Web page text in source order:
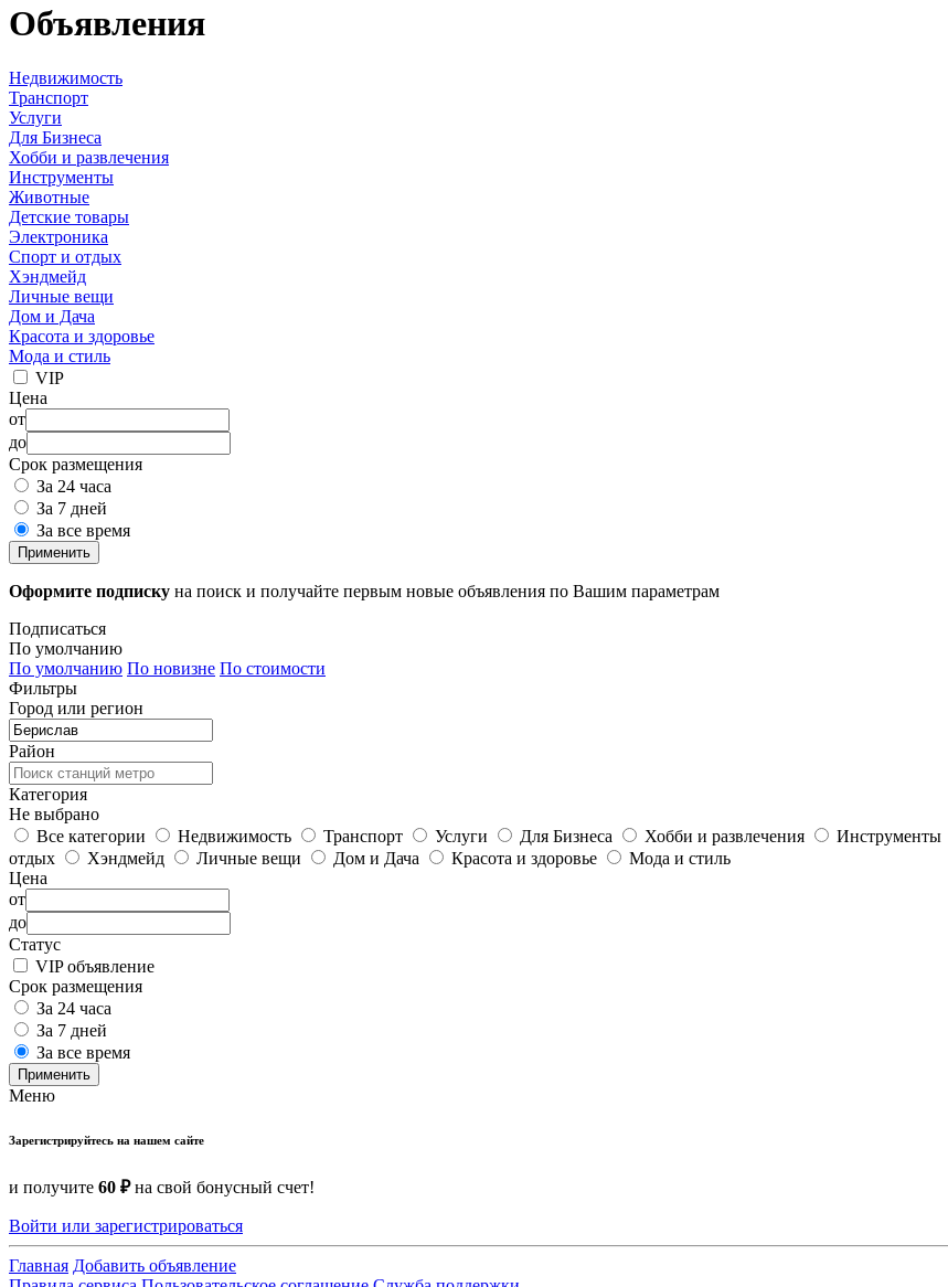
Объявления
Недвижимость
Транспорт
Услуги
Для Бизнеса
Хобби и развлечения
Инструменты
Животные
Детские товары
Электроника
Спорт и отдых
Хэндмейд
Личные вещи
Дом и Дача
Красота и здоровье
Мода и стиль
VIP
Цена
от
до
Срок размещения
За 24 часа
За 7 дней
За все время
Применить
Оформите подписку на поиск и получайте первым новые объявления по Вашим параметрам
Подписаться
По умолчанию
По умолчанию По новизне По стоимости
Фильтры
Город или регион
Район
Категория
Не выбрано
Все категории
Недвижимость Транспорт Услуги Для Бизнеса Хобби и развлечения Инструменты
отдых
Хэндмейд Личные вещи Дом и Дача Красота и здоровье
Мода и стиль
Цена
от
до
Статус
VIP объявление
Срок размещения
За 24 часа
За 7 дней
За все время
Применить
Меню
Зарегистрируйтесь на нашем сайте
и получите 60 ₽на свой бонусный счет!
Войти или зарегистрироваться
Главная Добавить объявление